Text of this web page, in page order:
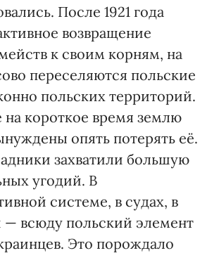
После 1921 года
возвращение
к своим корням, на
переселяются польские
польских территорий.
короткое время землю
опять потерять её.
захватили большую
угодий. В
системе, в судах, в
— всюду польский элемент
Это порождало